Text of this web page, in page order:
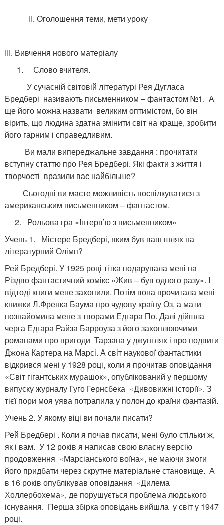
ІІ. Оголошення теми, мети уроку
ІІІ. Вивчення нового матеріалу
1. Слово вчителя.
У сучасній світовій літературі Рея Дугласа
Бредбері називають письменником – фантастом №1. А
ще його можна назвати великим оптимістом, бо він
вірить, що людина здатна змінити світ на краще, зробити
його гарним і справедливим.
Ви мали випереджальне завдання : прочитати
вступну статтю про Рея Бредбері. Які факти з життя і
творчості вразили вас найбільше?
Сьогодні ви маєте можливість поспілкуватися з
американським письменником – фантастом.
2. Рольова гра «Інтерв’ю з письменником»
Учень 1. Містере Бредбері, яким був ваш шлях на
літературний Олімп?
Рей Бредбері. У 1925 році тітка подарувала мені на
Різдво фантастичний комікс «Жив – був одного разу». І
відтоді книги мене захопили. Потім вона прочитала мені
книжки Л.Френка Баума про чудову країну Оз, а мати
познайомила мене з творами Едгара По. Далі дійшла
черга Едгара Райза Барроуза з його захоплюючими
романами про пригоди Тарзана у джунглях і про подвиги
Джона Картера на Марсі. А світ наукової фантастики
відкрився мені у 1928 році, коли я прочитав оповідання
«Світ гігантських мурашок», опублікований у першому
випуску журналу Гуго Гернсбека «Дивовижні історії». З
тієї пори моя уява потрапила у полон до країни фантазій.
Учень 2. У якому віці ви почали писати?
Рей Бредбері . Коли я почав писати, мені було стільки ж,
як і вам. У 12 років я написав свою власну версію
продовження «Марсіанського воїна», не маючи змоги
його придбати через скрутне матеріальне становище. А
в 16 років опублікував оповідання «Дилема
Холлербохема», де порушується проблема людського
існування. Перша збірка оповідань вийшла у світ у 1947
році.